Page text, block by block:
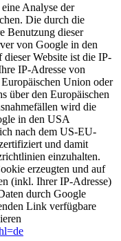
Analyse der
Die durch die
Benutzung dieser
von Google in den
Website ist die IP-
IP-Adresse von
Union oder
über den Europäischen
wird die
in den USA
nach dem US-EU-
und damit
einzuhalten.
erzeugten und auf
(inkl. Ihrer IP-Adresse)
durch Google
Link verfügbare